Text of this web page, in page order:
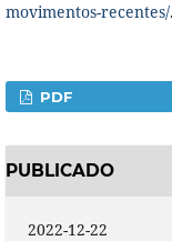
movimentos-recentes/
PDF
PUBLICADO
2022-12-22